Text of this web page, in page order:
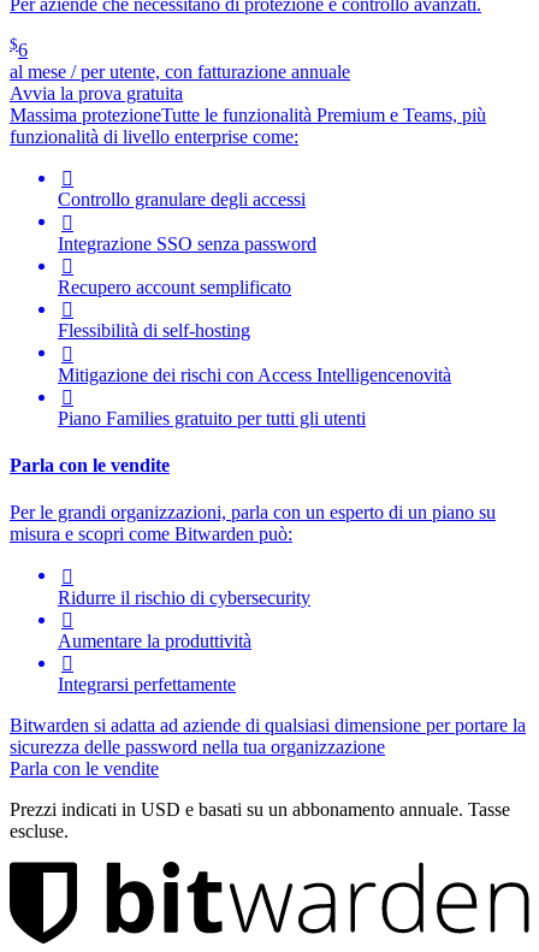
$6
al mese / per utente, con fatturazione annuale
Avvia la prova gratuita
Massima protezioneTutte le funzionalità Premium e Teams, più
funzionalità di livello enterprise come:

Controllo granulare degli accessi

Integrazione SSO senza password

Recupero account semplificato

Flessibilità di self-hosting

Mitigazione dei rischi con Access Intelligencenovità

Piano Families gratuito per tutti gli utenti
Parla con le vendite
Per le grandi organizzazioni, parla con un esperto di un piano su
misura e scopri come Bitwarden può:

Ridurre il rischio di cybersecurity

Aumentare la produttività

Integrarsi perfettamente
Bitwarden si adatta ad aziende di qualsiasi dimensione per portare la
sicurezza delle password nella tua organizzazione
Parla con le vendite
Prezzi indicati in USD e basati su un abbonamento annuale. Tasse
escluse.